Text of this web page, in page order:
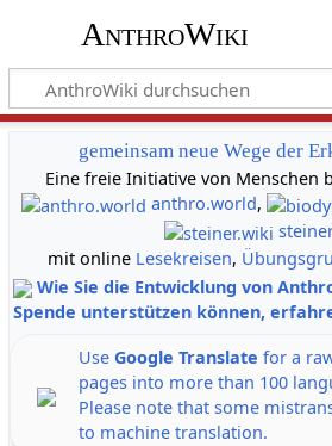
AnthroWiki
gemeinsam neue Wege der
Eine freie Initiative von Menschen
anthro.world,
mit online Lesekreisen,
Wie Sie die Entwicklung von
Spende unterstützen können,
Use Google Translate for a
pages into more than 100
Please note that some
to machine translation.